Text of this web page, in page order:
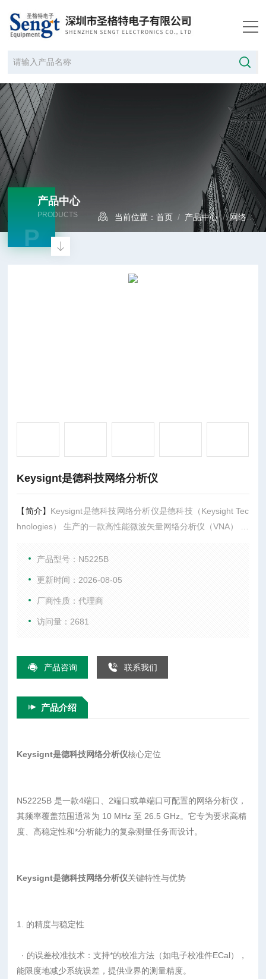
产品中心
PRODUCTS
P
当前位置：首页 / 产品中心/网络分析仪
Keysignt是德科技网络分析仪
【简介】 Keysignt是德科技网络分析仪是德科技（Keysight Tec
hnologies） 生产的一款高性能微波矢量网络分析仪（VNA） 的
研发、航空航天与国防、半导体等领域进行精确微波测量的关
产品型号：N5225B
更新时间：2026-08-05
厂商性质：代理商
访问量：2681
产品咨询 联系我们
产品介绍
Keysignt是德科技网络分析仪核心定位
N52225B 是一款4端口、2端口或单端口可配置的网络分析仪，
其频率覆盖范围通常为 10 MHz 至 26.5 GHz。它专为要求高精
度、高稳定性和*分析能力的复杂测量任务而设计。
Keysignt是德科技网络分析仪关键特性与优势
1. 的精度与稳定性
· 的误差校准技术：支持*的校准方法（如电子校准件ECal），
能限度地减少系统误差，提供业界的测量精度。